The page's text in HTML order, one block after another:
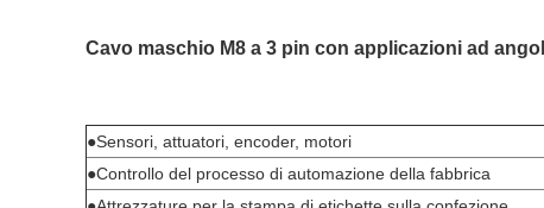
Cavo maschio M8 a 3 pin con applicazioni ad
●Sensori, attuatori, encoder, motori
●Controllo del processo di automazione della fabbrica